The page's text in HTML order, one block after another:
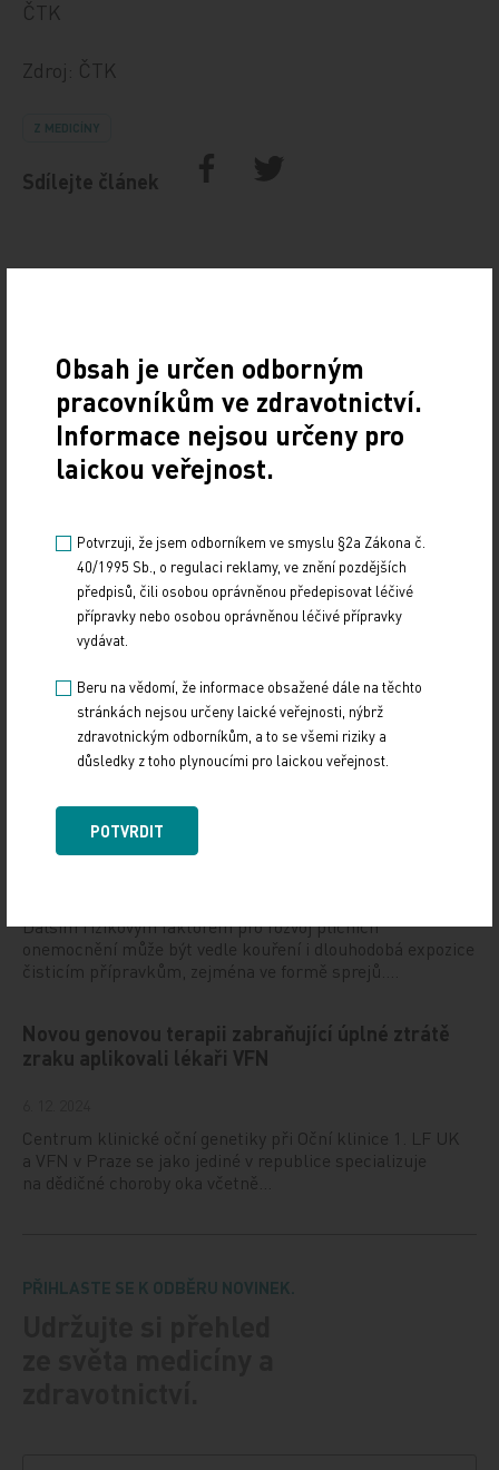
ČTK
Zdroj: ČTK
Z MEDICÍNY
Sdílejte článek
Doporučené
Gastroenterologie – obor s dynamickým rozvojem
i řadou výzev
Varech se setkal se značným zájmem odborné veřejnosti,
a to i díky velmi pestrému programu,…
Štěrba: Dynamicky se rozvíjející nádory
10. 12. 2024
Prof. MUDr. Jaroslavu Štěrbovi, Ph.D., přednostovi Kliniky
dětské onkologie LF MU a FN Brno a vedoucímu jedné
Přehnané uklízení ničí plíce stejně jako kouření
Dalším rizikovým faktorem pro rozvoj plicních
onemocnění může být vedle kouření i dlouhodobá expozice
čisticím přípravkům, zejména ve formě sprejů.…
Novou genovou terapii zabraňující úplné ztrátě
zraku aplikovali lékaři VFN
Centrum klinické oční genetiky při Oční klinice 1. LF UK
a VFN v Praze se jako jediné v republice specializuje
na dědičné choroby oka včetně…
PŘIHLASTE SE K ODBĚRU NOVINEK.
Obsah je určen odborným
pracovníkům ve zdravotnictví.
Informace nejsou určeny pro
laickou veřejnost.
Potvrzuji, že jsem odborníkem ve smyslu §2a Zákona č.
40/1995 Sb., o regulaci reklamy, ve znění pozdějších
předpisů, čili osobou oprávněnou předepisovat léčivé
přípravky nebo osobou oprávněnou léčivé přípravky
vydávat.
Beru na vědomí, že informace obsažené dále na těchto
stránkách nejsou určeny laické veřejnosti, nýbrž
zdravotnickým odborníkům, a to se všemi riziky a
důsledky z toho plynoucími pro laickou veřejnost.
POTVRDIT